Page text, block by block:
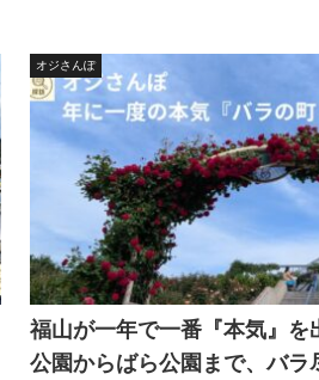
オジさんぽ
福山が一年で一番『本気』を
公園からばら公園まで、バラ